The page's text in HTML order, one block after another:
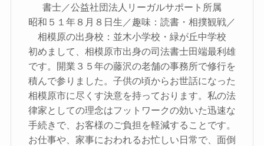
書士／公益社団法人リーガルサポート所属
昭和５１年８月８日生／趣味：読書・相撲観戦／
相模原の出身校：並木小学校・緑が丘中学校
初めまして、相模原市出身の司法書士田端最利雄
です。開業３５年の藤沢の老舗の事務所で修行を
積んで参りました。子供の頃からお世話になった
相模原市に尽くす決意を持っております。私の法
律家としての理念はフットワークの効いた迅速な
手続きで、お客様のご負担を軽減することです。
お仕事や、家事におわれるお忙しい日常で、面倒